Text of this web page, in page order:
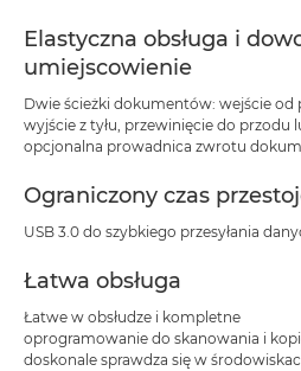
Elastyczna obsługa i
umiejscowienie
Dwie ścieżki dokumentów: wejście od
wyjście z tyłu, przewinięcie do przodu
opcjonalna prowadnica zwrotu
Ograniczony czas
USB 3.0 do szybkiego przesyłania
Łatwa obsługa
Łatwe w obsłudze i kompletne
oprogramowanie do skanowania i
doskonale sprawdza się w